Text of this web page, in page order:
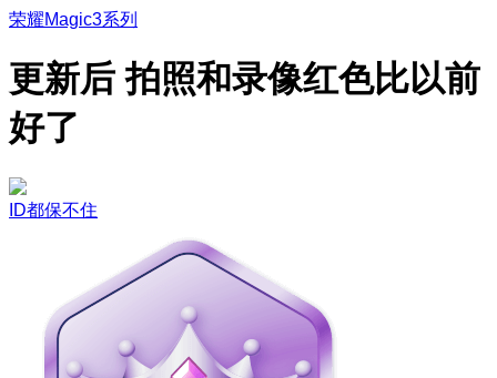
荣耀Magic3系列
更新后 拍照和录像红色比以前
好了
ID都保不住